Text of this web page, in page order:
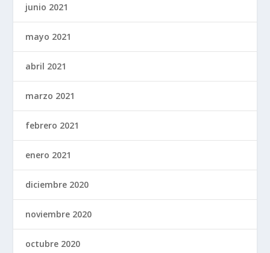
junio 2021
mayo 2021
abril 2021
marzo 2021
febrero 2021
enero 2021
diciembre 2020
noviembre 2020
octubre 2020